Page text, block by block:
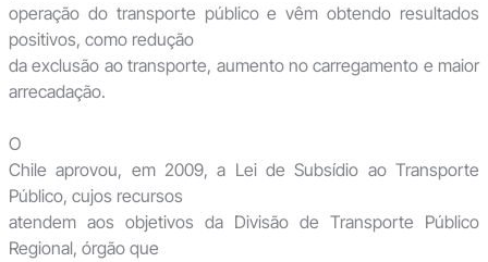
operação do transporte público e vêm obtendo resultados
positivos, como redução
da exclusão ao transporte, aumento no carregamento e maior
arrecadação.
O
Chile aprovou, em 2009, a Lei de Subsídio ao Transporte
Público, cujos recursos
atendem aos objetivos da Divisão de Transporte Público
Regional, órgão que